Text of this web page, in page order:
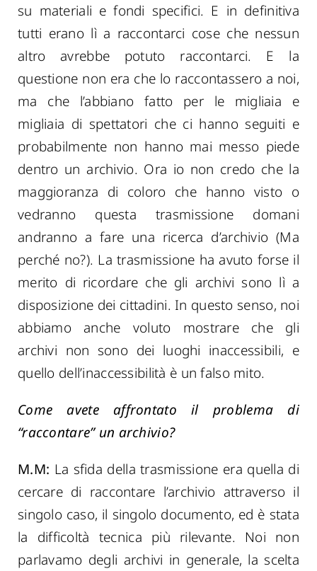
su materiali e fondi specifici. E in definitiva
tutti erano lì a raccontarci cose che nessun
altro avrebbe potuto raccontarci. E la
questione non era che lo raccontassero a noi,
ma che l’abbiano fatto per le migliaia e
migliaia di spettatori che ci hanno seguiti e
probabilmente non hanno mai messo piede
dentro un archivio. Ora io non credo che la
maggioranza di coloro che hanno visto o
vedranno questa trasmissione domani
andranno a fare una ricerca d’archivio (Ma
perché no?). La trasmissione ha avuto forse il
merito di ricordare che gli archivi sono lì a
disposizione dei cittadini. In questo senso, noi
abbiamo anche voluto mostrare che gli
archivi non sono dei luoghi inaccessibili, e
quello dell’inaccessibilità è un falso mito.
Come avete affrontato il problema di
“raccontare” un archivio?
M.M: La sfida della trasmissione era quella di
cercare di raccontare l’archivio attraverso il
singolo caso, il singolo documento, ed è stata
la difficoltà tecnica più rilevante. Noi non
parlavamo degli archivi in generale, la scelta